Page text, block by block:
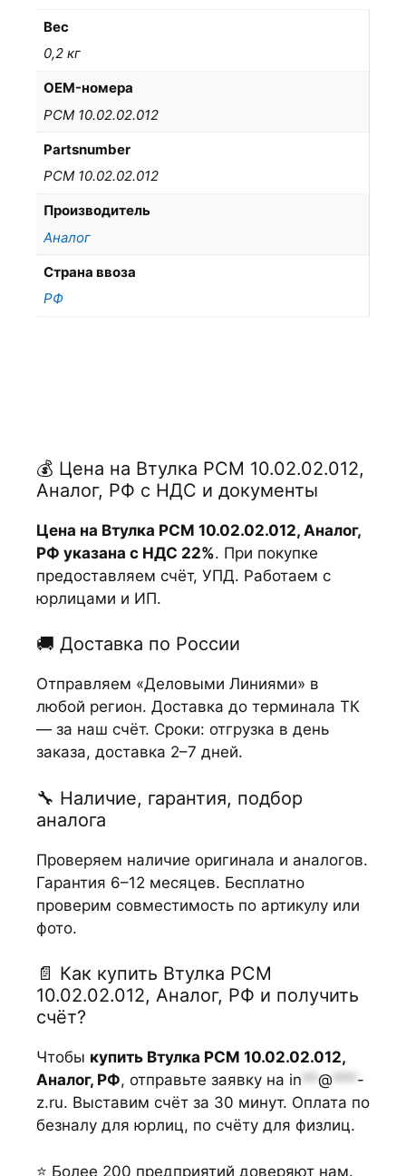
Вес
0,2 кг
OEM-номера
РСМ 10.02.02.012
Partsnumber
РСМ 10.02.02.012
Производитель
Аналог
Страна ввоза
РФ
💰 Цена на Втулка РСМ 10.02.02.012,
Аналог, РФ с НДС и документы
Цена на Втулка РСМ 10.02.02.012, Аналог,
РФ указана с НДС 22%. При покупке
предоставляем счёт, УПД. Работаем с
юрлицами и ИП.
🚚 Доставка по России
Отправляем «Деловыми Линиями» в
любой регион. Доставка до терминала ТК
— за наш счёт. Сроки: отгрузка в день
заказа, доставка 2–7 дней.
🔧 Наличие, гарантия, подбор
аналога
Проверяем наличие оригинала и аналогов.
Гарантия 6–12 месяцев. Бесплатно
проверим совместимость по артикулу или
фото.
📄 Как купить Втулка РСМ
10.02.02.012, Аналог, РФ и получить
счёт?
Чтобы купить Втулка РСМ 10.02.02.012,
Аналог, РФ, отправьте заявку на in **@ *** -
z.ru. Выставим счёт за 30 минут. Оплата по
безналу для юрлиц, по счёту для физлиц.
⭐ Более 200 предприятий доверяют нам.